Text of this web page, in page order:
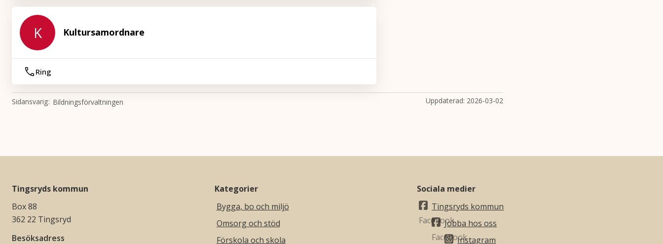
K Kultursamordnare
Ring
Bildningsförvaltningen
Sidansvarig Uppdaterad: 2026-03-02
Tingsryds kommun
Box 88
362 22 Tingsryd
Besöksadress
Kategorier
Bygga, bo och miljö
Omsorg och stöd
Förskola och skola
Sociala medier
Tingsryds kommun
Jobba hos oss
Instagram